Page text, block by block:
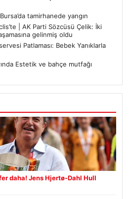
tamirhanede yangın
| AK Parti Sözcüsü Çelik: İki
gelinmiş oldu
Patlaması: Bebek Yanıklarla
Estetik ve bahçe mutfağı
daha! Jens Hjertø-Dahl Hull